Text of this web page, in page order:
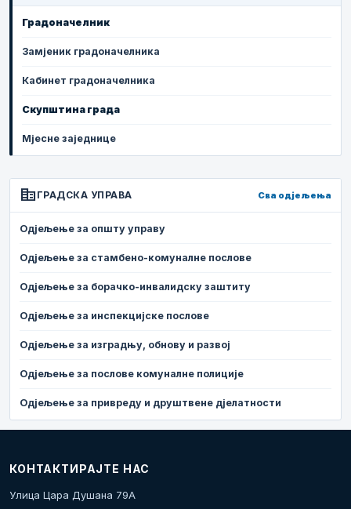
Градоначелник
Замјеник градоначелника
Кабинет градоначелника
Скупштина града
Мјесне заједнице
corporate_fare ГРАДСКА УПРАВА Сва одјељења
Одјељење за општу управу
Одјељење за стамбено-комуналне послове
Одјељење за борачко-инвалидску заштиту
Одјељење за инспекцијске послове
Одјељење за изградњу, обнову и развој
Одјељење за послове комуналне полиције
Одјељење за привреду и друштвене дјелатности
КОНТАКТИРАЈТЕ НАС
Улица Цара Душана 79А